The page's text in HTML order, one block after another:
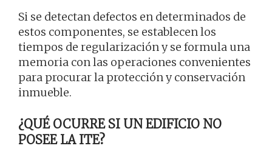
Si se detectan defectos en determinados de
estos componentes, se establecen los
tiempos de regularización y se formula una
memoria con las operaciones convenientes
para procurar la protección y conservación
inmueble.
¿QUÉ OCURRE SI UN EDIFICIO NO
POSEE LA ITE?